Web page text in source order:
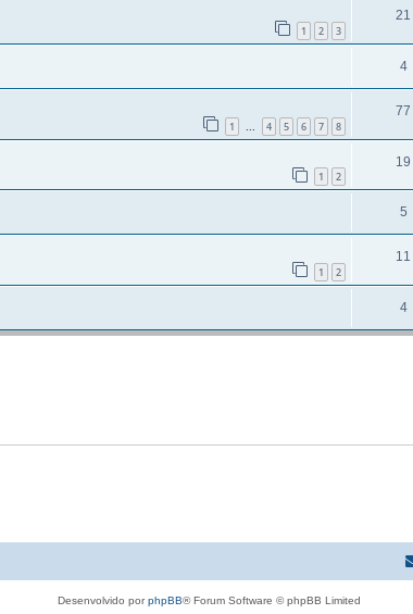
1 2 3
21
4
1 ... 4 5 6 7 8
77
1 2
19
5
1 2
11
4
Desenvolvido porphpBB® Forum Software © phpBB Limited